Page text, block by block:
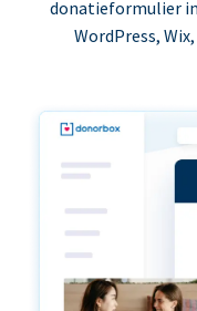
donatieformulier
WordPress,